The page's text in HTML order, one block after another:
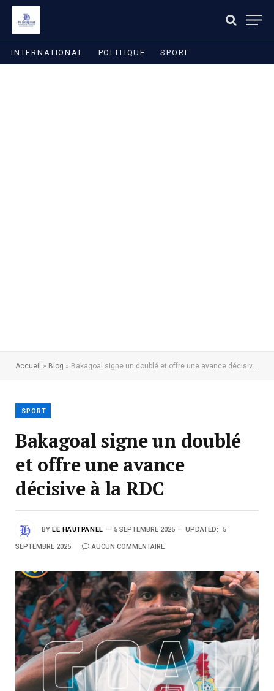
INTERNATIONAL POLITIQUE SPORT
Accueil » Blog » Bakagoal signe un doublé et offre une avance décisive à la RDC
SPORT
Bakagoal signe un doublé
et offre une avance
décisive à la RDC
BY LE HAUTPANEL 5 SEPTEMBRE 2025 UPDATED: 5
SEPTEMBRE 2025 AUCUN COMMENTAIRE